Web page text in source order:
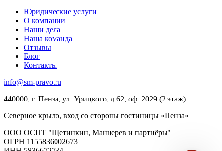
Юридические услуги
О компании
Наши дела
Наша команда
Отзывы
Блог
Контакты
info@sm-pravo.ru
440000, г. Пенза, ул. Урицкого, д.62, оф. 2029 (2 этаж).
Северное крыло, вход со стороны гостиницы «Пенза»
ООО ОСПТ "Щетинкин, Манцерев и партнёры"
ОГРН 1155836002673